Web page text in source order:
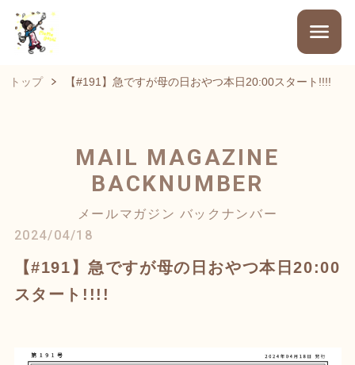
トップ 【#191】急ですが母の日おやつ本日20:00スタート!!!!
MAIL MAGAZINE
BACKNUMBER
メールマガジン バックナンバー
2024/04/18
【#191】急ですが母の日おやつ本日20:00
スタート!!!!